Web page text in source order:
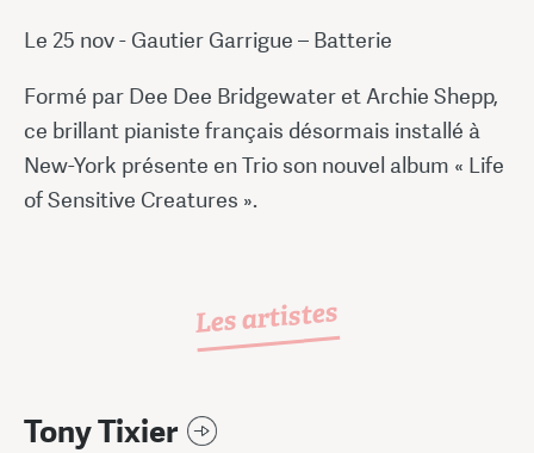
Le 25 nov - Gautier Garrigue – Batterie
Formé par Dee Dee Bridgewater et Archie Shepp,
ce brillant pianiste français désormais installé à
New-York présente en Trio son nouvel album « Life
of Sensitive Creatures ».
Les artistes
Tony Tixier